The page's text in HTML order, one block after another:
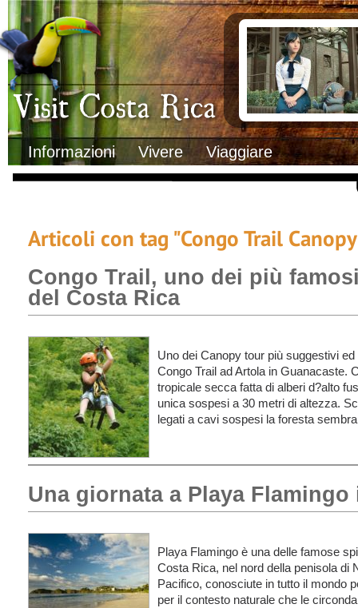
Visit Costa Rica
Informazioni Vivere Viaggiare
Clima
Geografia
Informazioni Geografiche
Letteratura e cultura
Gastronomia
Lo sapevi che
Musica
Natura
Storia
Trasporti Interni
Documenti
Italiani in Costa
L’ambasciata
Opportunità
Articoli con tag "Congo Trail
Congo Trail, uno dei più
del Costa Rica
Uno dei Canopy tour più suggestivi
Congo Trail ad Artola in Guanacaste.
tropicale secca fatta di alberi d?alto
unica sospesi a 30 metri di altezza.
legati a cavi sospesi la foresta
Una giornata a Playa Flamingo
Playa Flamingo è una delle famose
Costa Rica, nel nord della penisola di
Pacifico, conosciute in tutto il mondo
per il contesto naturale che le